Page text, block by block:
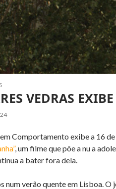
VEDRAS
Comportamento exibe a 16
, um filme que põe a nu a
a bater fora dela.
num verão quente em Lisboa.